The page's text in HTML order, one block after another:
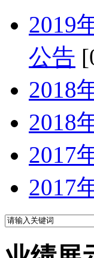
2019
公告
2018
2018
2017
2017